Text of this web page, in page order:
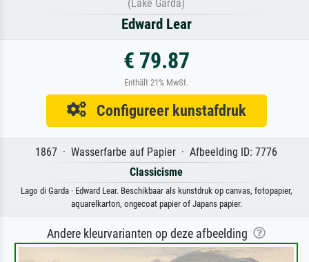
(Lake Garda)
Edward Lear
€ 79.87
Enthält 21% MwSt.
Configureer kunstafdruk
1867 · Wasserfarbe auf Papier · Afbeelding ID: 7776
Classicisme
Lago di Garda · Edward Lear. Beschikbaar als kunstdruk op canvas, fotopapier,
aquarelkarton, ongecoat papier of Japans papier.
Andere kleurvarianten op deze afbeelding